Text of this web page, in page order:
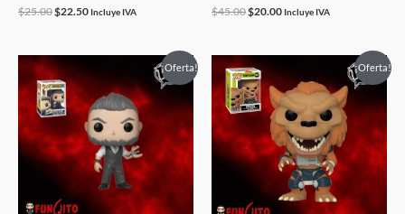
$25.00$22.50 Incluye IVA $45.00$20.00 Incluye IVA
¡Oferta!
El
precio
original
era:
$21.50.
precio
actual
es:
$10.00.
¡Oferta!
El
precio
original
era:
$21.50.
precio
actual
es:
$15.00.